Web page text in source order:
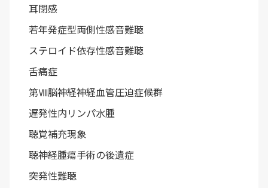
耳閉感
若年発症型両側性感音難聴
ステロイド依存性感音難聴
舌痛症
第Ⅷ脳神経神経血管圧迫症候群
遅発性内リンパ水腫
聴覚補充現象
聴神経腫瘍手術の後遺症
突発性難聴